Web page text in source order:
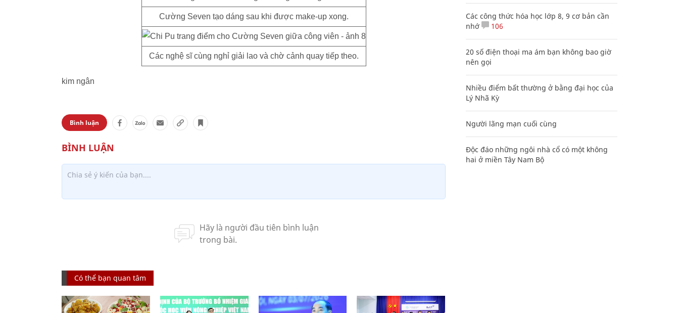
Cường Seven tạo dáng sau khi được make-up xong.
Các nghệ sĩ cùng nghỉ giải lao và chờ cảnh quay tiếp theo.
kim ngân
Bình luận
Có thể bạn quan tâm
Các công thức hóa học lớp 8, 9 cơ bản cần
nhớ
106
20 số điện thoại ma ám bạn không bao giờ
nên gọi
Nhiều điểm bất thường ở bằng đại học của
Lý Nhã Kỳ
Người lãng mạn cuối cùng
Độc đáo những ngôi nhà cổ có một không
hai ở miền Tây Nam Bộ